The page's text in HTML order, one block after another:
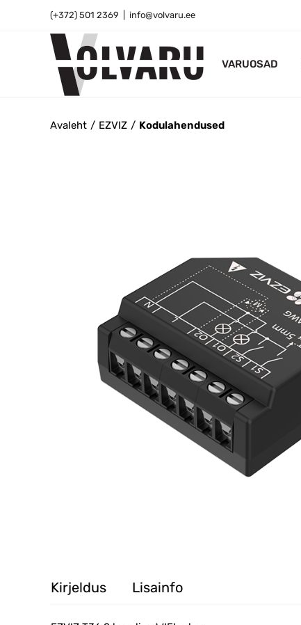
(+372) 501 2369 info@volvaru.ee
VARUOSAD
Avaleht EZVIZ Kodulahendused
Kirjeldus Lisainfo